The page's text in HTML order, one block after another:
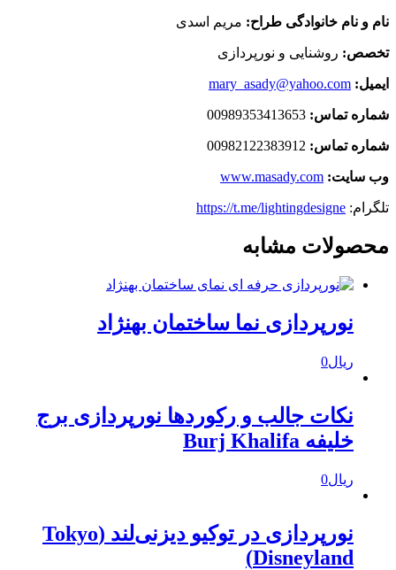
نام و نام خانوادگی طراح: مریم اسدی
تخصص: روشنایی و نورپردازی
ایمیل: mary_asady@yahoo.com
شماره تماس: 00989353413653
شماره تماس: 00982122383912
وب سایت: www.masady.com
تلگرام: https://t.me/lightingdesigne
محصولات مشابه
نورپردازی نما ساختمان بهنژاد
ریال0
نکات جالب و رکوردها نورپردازی برج
خلیفه Burj Khalifa
ریال0
نورپردازی در توکیو دیزنی‌لند (Tokyo
Disneyland)